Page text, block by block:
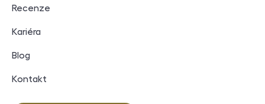
Recenze
Kariéra
Blog
Kontakt